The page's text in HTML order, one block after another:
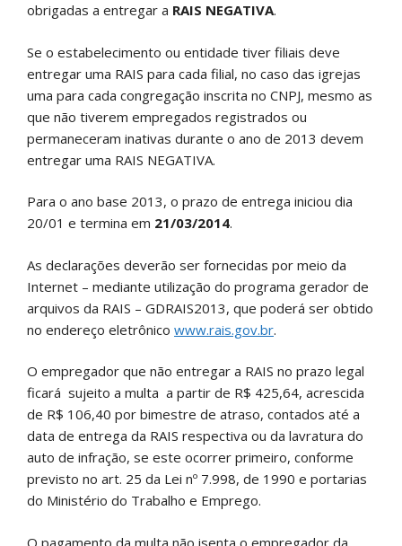
obrigadas a entregar a RAIS NEGATIVA.
Se o estabelecimento ou entidade tiver filiais deve
entregar uma RAIS para cada filial, no caso das igrejas
uma para cada congregação inscrita no CNPJ, mesmo as
que não tiverem empregados registrados ou
permaneceram inativas durante o ano de 2013 devem
entregar uma RAIS NEGATIVA.
Para o ano base 2013, o prazo de entrega iniciou dia
20/01 e termina em 21/03/2014.
As declarações deverão ser fornecidas por meio da
Internet – mediante utilização do programa gerador de
arquivos da RAIS – GDRAIS2013, que poderá ser obtido
no endereço eletrônico www.rais.gov.br.
O empregador que não entregar a RAIS no prazo legal
ficará sujeito a multa a partir de R$ 425,64, acrescida
de R$ 106,40 por bimestre de atraso, contados até a
data de entrega da RAIS respectiva ou da lavratura do
auto de infração, se este ocorrer primeiro, conforme
previsto no art. 25 da Lei nº 7.998, de 1990 e portarias
do Ministério do Trabalho e Emprego.
O pagamento da multa não isenta o empregador da